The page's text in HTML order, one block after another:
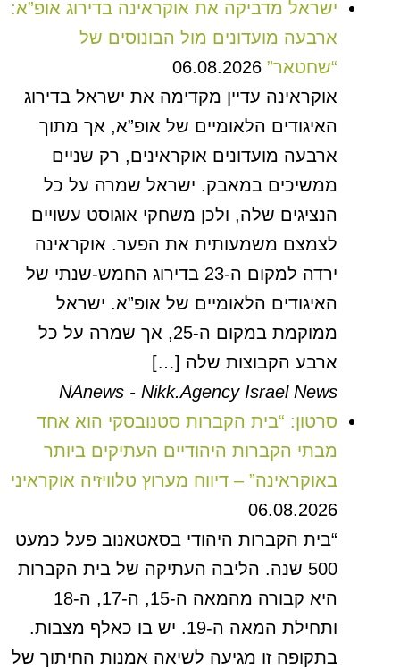
ישראל מדביקה את אוקראינה בדירוג אופ”א:
ארבעה מועדונים מול הבונוסים של
“שחטאר” 06.08.2026
אוקראינה עדיין מקדימה את ישראל בדירוג
האיגודים הלאומיים של אופ”א, אך מתוך
ארבעה מועדונים אוקראינים, רק שניים
ממשיכים במאבק. ישראל שמרה על כל
הנציגים שלה, ולכן משחקי אוגוסט עשויים
לצמצם משמעותית את הפער. אוקראינה
ירדה למקום ה-23 בדירוג החמש-שנתי של
האיגודים הלאומיים של אופ”א. ישראל
ממוקמת במקום ה-25, אך שמרה על כל
ארבע הקבוצות שלה […]
NAnews - Nikk.Agency Israel News
סרטון: “בית הקברות סטנובסקי הוא אחד
מבתי הקברות היהודיים העתיקים ביותר
באוקראינה” – דיווח מערוץ טלוויזיה אוקראיני
06.08.2026
“בית הקברות היהודי בסאטאנוב פעל כמעט
500 שנה. הליבה העתיקה של בית הקברות
היא קבורה מהמאה ה-15, ה-17, ה-18
ותחילת המאה ה-19. יש בו כאלף מצבות.
בתקופה זו מגיעה לשיאה אמנות החיתוך של